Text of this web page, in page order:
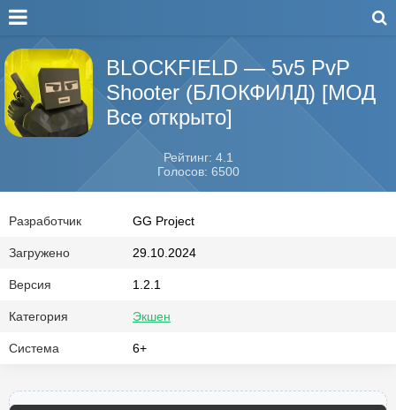
BLOCKFIELD — 5v5 PvP
Shooter (БЛОКФИЛД) [МОД
Все открыто]
Рейтинг: 4.1
Голосов: 6500
Разработчик GG Project
Загружено 29.10.2024
Версия 1.2.1
Категория Экшен
Система 6+